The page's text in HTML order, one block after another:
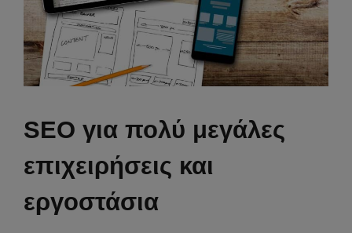
SEO για πολύ μεγάλες
επιχειρήσεις και
εργοστάσια